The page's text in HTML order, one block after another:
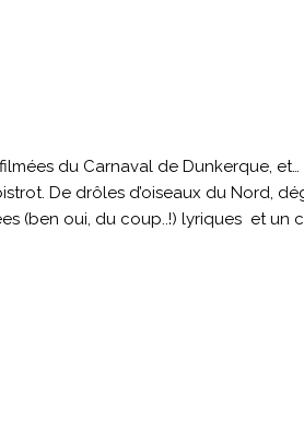
du Carnaval de Dunkerque,
De drôles d’oiseaux du Nord,
(ben oui, du coup..!) lyriques et un